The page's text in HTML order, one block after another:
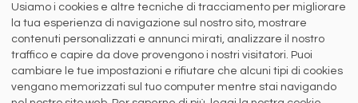
NEWSLETTER
Capitale Sociale: 190.000€ interamente versato
Registro delle Imprese di Brescia
Codice Fiscale e Partita I.V.A.:IT03562320170
R.E.A. n. 419331
www.siderweb.com: Autorizzazione del Tribunale di Brescia n. 11/2004 del 17
Usiamo i cookies e altre tecniche di tracciamento per migliorare
la tua esperienza di navigazione sul nostro sito, mostrare
contenuti personalizzati e annunci mirati, analizzare il nostro
traffico e capire da dove provengono i nostri visitatori. Puoi
cambiare le tue impostazioni e rifiutare che alcuni tipi di cookies
vengano memorizzati sul tuo computer mentre stai navigando